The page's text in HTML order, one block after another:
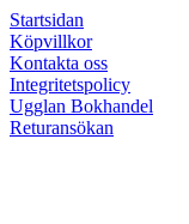
Startsidan
Köpvillkor
Kontakta oss
Integritetspolicy
Ugglan Bokhandel
Returansökan